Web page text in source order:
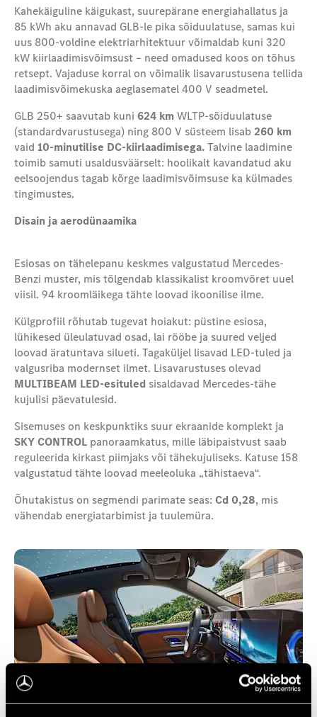
Kahekäiguline käigukast, suurepärane energiahallatus ja
85 kWh aku annavad GLB-le pika sõiduulatuse, samas kui
uus 800-voldine elektriarhitektuur võimaldab kuni 320
kW kiirlaadimisvõimsust – need omadused koos on tõhus
retsept. Vajaduse korral on võimalik lisavarustusena tellida
laadimisvõimekuska aeglasematel 400 V seadmetel.
GLB 250+ saavutab kuni 624 kmWLTP-sõiduulatuse
(standardvarustusega) ning 800 V süsteem lisab 260 km
vaid 10-minutilise DC-kiirlaadimisega.Talvine laadimine
toimib samuti usaldusväärselt: hoolikalt kavandatud aku
eelsoojendus tagab kõrge laadimisvõimsuse ka külmades
tingimustes.
Disain ja aerodünaamika
Esiosas on tähelepanu keskmes valgustatud Mercedes-
Benzi muster, mis tõlgendab klassikalist kroomvõret uuel
viisil. 94 kroomläikega tähte loovad ikoonilise ilme.
Külgprofiil rõhutab tugevat hoiakut: püstine esiosa,
lühikesed üleulatuvad osad, lai rööbe ja suured veljed
loovad äratuntava silueti. Tagaküljel lisavad LED-tuled ja
valgusriba modernset ilmet. Lisavarustuses olevad
MULTIBEAM LED-esituled sisaldavad Mercedes-tähe
kujulisi päevatulesid.
Sisemuses on keskpunktiks suur ekraanide komplekt ja
SKY CONTROL panoraamkatus, mille läbipaistvust saab
reguleerida kirkast piimjaks või tähekujuliseks. Katuse 158
valgustatud tähte loovad meeleoluka „tähistaeva“.
Õhutakistus on segmendi parimate seas: Cd 0,28, mis
vähendab energiatarbimist ja tuulemüra.